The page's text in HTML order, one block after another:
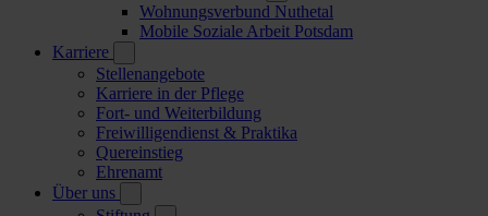
Wohnungsverbund Nuthetal
Mobile Soziale Arbeit Potsdam
Karriere
Stellenangebote
Karriere in der Pflege
Fort- und Weiterbildung
Freiwilligendienst & Praktika
Quereinstieg
Ehrenamt
Über uns